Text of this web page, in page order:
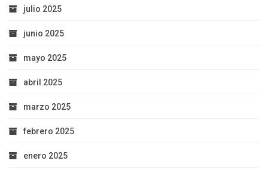
julio 2025
junio 2025
mayo 2025
abril 2025
marzo 2025
febrero 2025
enero 2025